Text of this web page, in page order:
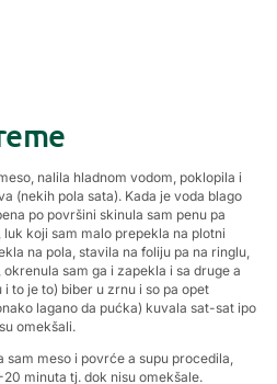
nalila hladnom vodom, poklopila i
(nekih pola sata). Kada je voda blago
po površini skinula sam penu pa
koji sam malo prepekla na plotni
na pola, stavila na foliju pa na ringlu,
sam ga i zapekla i sa druge a
to je to) biber u zrnu i so pa opet
lagano da pućka) kuvala sat-sat ipo
omekšali.
sam meso i povrće a supu procedila,
minuta tj. dok nisu omekšale.